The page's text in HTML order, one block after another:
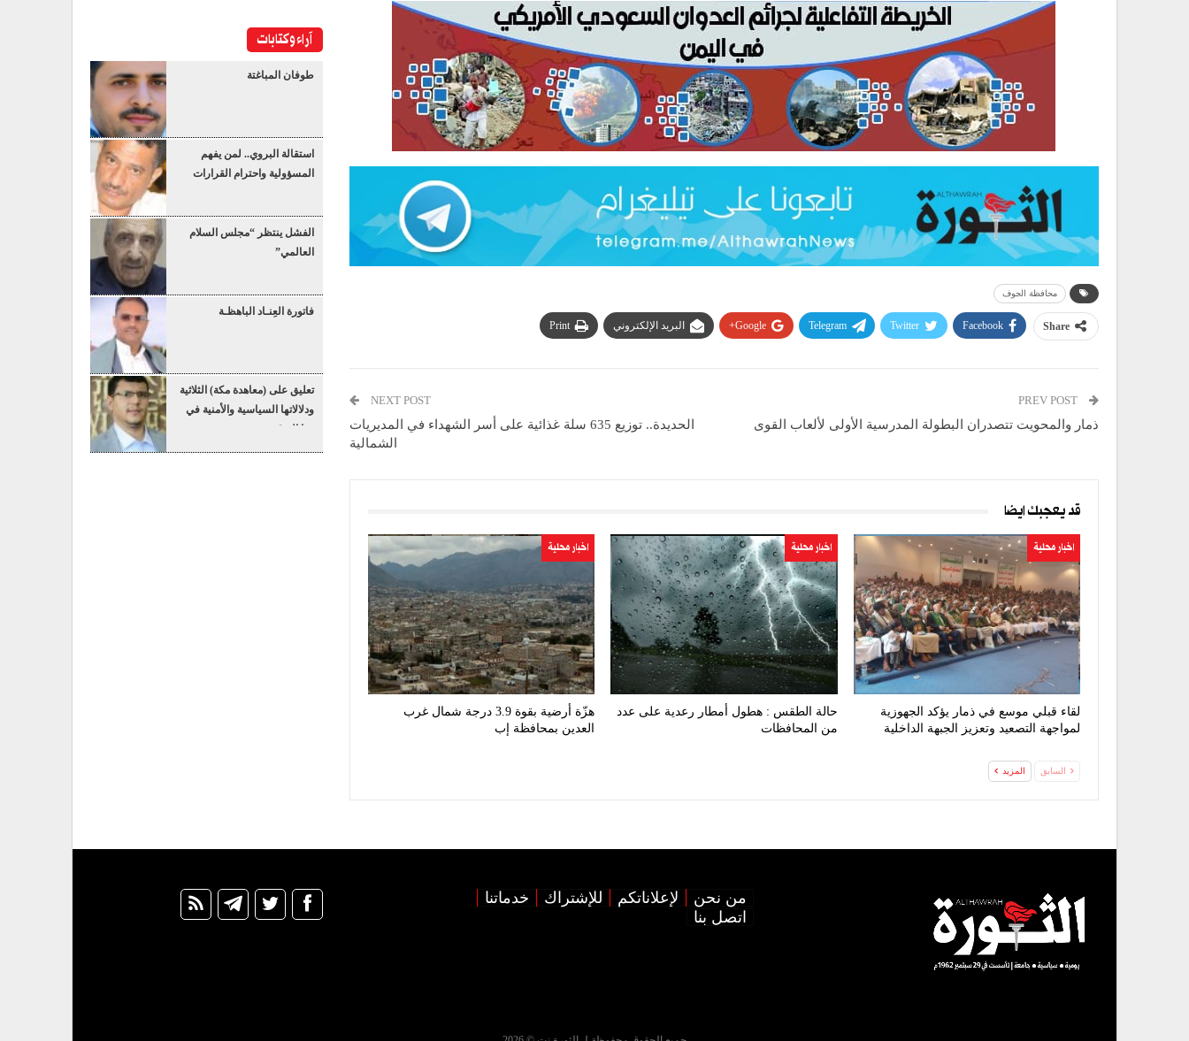
محافظة الجوف
Share
Facebook
Twitter
Telegram
Google+ البريد الإلكتروني Print
ذمار والمحويت تتصدران البطولة المدرسية الأولى لألعاب القوى
NEXT POST
الحديدة.. توزيع 635 سلة غذائية على أسر الشهداء في المديريات
الشمالية
قد يعجبك ايضا
اخبار محلية
لقاء قبلي موسع في ذمار يؤكد الجهوزية
لمواجهة التصعيد وتعزيز الجبهة الداخلية
اخبار محلية
حالة الطقس : هطول أمطار رعدية على عدد
من المحافظات
اخبار محلية
هزّة أرضية بقوة 3.9 درجة شمال غرب
العدين بمحافظة إب
السابق المزيد
آراء وكتابات
طوفان المباغتة
استقالة البروي.. لمن يفهم
المسؤولية واحترام القرارات
الفشل ينتظر “مجلس السلام
العالمي”
فاتورة العِنـاد الباهظـة
تعليق على (معاهدة مكة) الثلاثية
ودلالاتها السياسية والأمنية في
هذا التوقيت
من نحن لإعلاناتكم للإشتراك
خدماتنا
اتصل بنا